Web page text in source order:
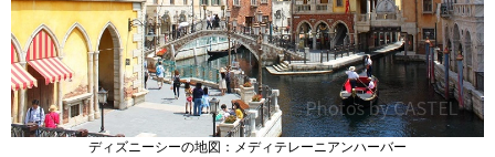
ディズニーシーの地図：メディテレーニアンハーバー